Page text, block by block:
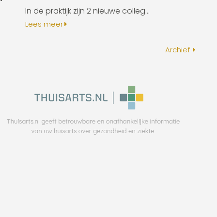
In de praktijk zijn 2 nieuwe colleg...
Lees meer
Archief